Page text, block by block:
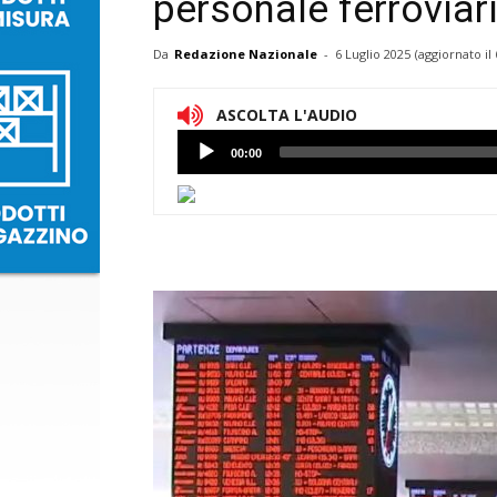
personale
Da Redazione Nazionale - 6 Luglio 2025 (aggiornato il
ASCOLTA L'AUDIO
Lettore
Audio
00:00